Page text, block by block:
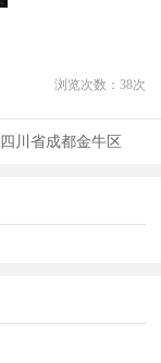
浏览次数： 38次
四川省成都金牛区